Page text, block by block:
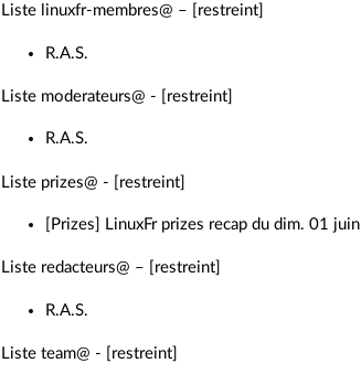
Liste linuxfr-membres@ – [restreint]
R.A.S.
Liste moderateurs@ - [restreint]
R.A.S.
Liste prizes@ - [restreint]
[Prizes] LinuxFr prizes recap du dim. 01
Liste redacteurs@ – [restreint]
R.A.S.
Liste team@ - [restreint]